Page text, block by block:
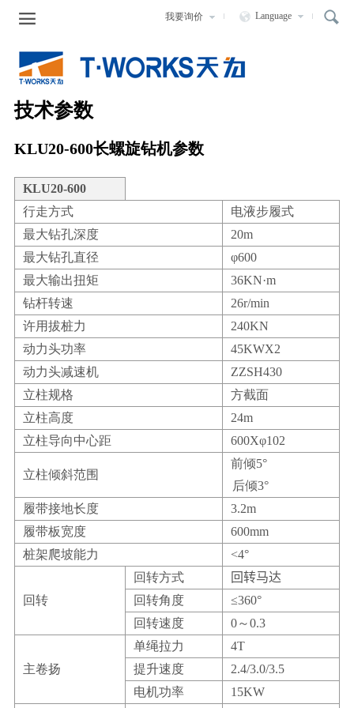
Language
我要询价

公司简介
发展历程
组织结构
公司荣誉
企业新闻
行业动态
液压静力压桩机
液压打桩锤
长螺旋钻机
SMW工法钻机
圆盘造球机
服务宗旨
服务网络
咨询与售后
企业招聘
网上应聘
技术参数
KLU20-600长螺旋钻机参数
KLU20-600
行走方式
电液步履式
最大钻孔深度
20m
最大钻孔直径
φ600
最大输出扭矩
36KN·m
钻杆转速
26r/min
许用拔桩力
240KN
动力头功率
45KWX2
动力头减速机
ZZSH430
立柱规格
方截面
立柱高度
24m
立柱导向中心距
600Xφ102
立柱倾斜范围
前倾5°
后倾3°
履带接地长度
3.2m
履带板宽度
600mm
桩架爬坡能力
<4°
回转
回转方式
回转马达
回转角度
≤360°
回转速度
0～0.3
主卷扬
单绳拉力
4T
提升速度
2.4/3.0/3.5
电机功率
15KW